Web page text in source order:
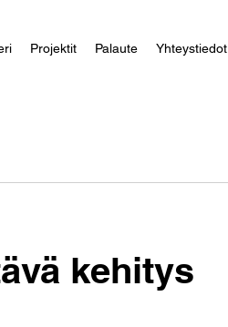
Projektit Palaute Yhteystiedot
kehitys